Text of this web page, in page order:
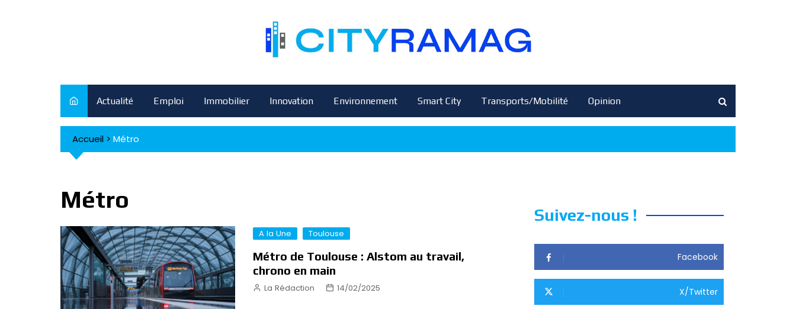
Actualité Emploi Immobilier Innovation Environnement Smart City Transports/Mobilité Opinion
Accueil > Métro
Métro
A la Une Toulouse
Métro de Toulouse : Alstom au travail,
chrono en main
La Rédaction 14/02/2025
Suivez-nous !
Facebook
X/Twitter